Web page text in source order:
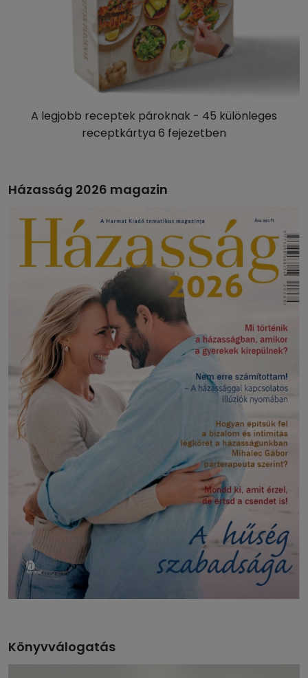
A legjobb receptek pároknak - 45 különleges
receptkártya 6 fejezetben
Házasság 2026 magazin
Könyvválogatás